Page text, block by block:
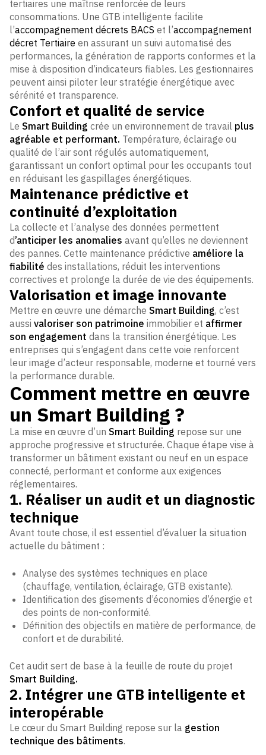
tertiaires une maîtrise renforcée de leurs
consommations. Une GTB intelligente facilite
l’accompagnement décrets BACS et l’accompagnement
décret Tertiaire en assurant un suivi automatisé des
performances, la génération de rapports conformes et la
mise à disposition d’indicateurs fiables. Les gestionnaires
peuvent ainsi piloter leur stratégie énergétique avec
sérénité et transparence.
Confort et qualité de service
Le Smart Building crée un environnement de travail plus
agréable et performant. Température, éclairage ou
qualité de l’air sont régulés automatiquement,
garantissant un confort optimal pour les occupants tout
en réduisant les gaspillages énergétiques.
Maintenance prédictive et
continuité d’exploitation
La collecte et l’analyse des données permettent
d’anticiper les anomalies avant qu’elles ne deviennent
des pannes. Cette maintenance prédictive améliore la
fiabilité des installations, réduit les interventions
correctives et prolonge la durée de vie des équipements.
Valorisation et image innovante
Mettre en œuvre une démarche Smart Building, c’est
aussi valoriser son patrimoine immobilier et affirmer
son engagement dans la transition énergétique. Les
entreprises qui s’engagent dans cette voie renforcent
leur image d’acteur responsable, moderne et tourné vers
la performance durable.
Comment mettre en œuvre
un Smart Building ?
La mise en œuvre d’un Smart Building repose sur une
approche progressive et structurée. Chaque étape vise à
transformer un bâtiment existant ou neuf en un espace
connecté, performant et conforme aux exigences
réglementaires.
1. Réaliser un audit et un diagnostic
technique
Avant toute chose, il est essentiel d’évaluer la situation
actuelle du bâtiment :
Analyse des systèmes techniques en place
(chauffage, ventilation, éclairage, GTB existante).
Identification des gisements d’économies d’énergie et
des points de non-conformité.
Définition des objectifs en matière de performance, de
confort et de durabilité.
Cet audit sert de base à la feuille de route du projet
Smart Building.
2. Intégrer une GTB intelligente et
interopérable
Le cœur du Smart Building repose sur la gestion
technique des bâtiments.